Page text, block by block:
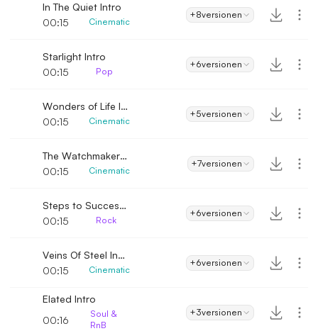
In The Quiet Intro
00:15
Cinematic
+8versionen
Starlight Intro
00:15
Pop
+6versionen
Wonders of Life Intro
00:15
Cinematic
+5versionen
The Watchmaker's Secret Intro
00:15
Cinematic
+7versionen
Steps to Success Intro
00:15
Rock
+6versionen
Veins Of Steel Intro
00:15
Cinematic
+6versionen
Elated Intro
00:16
Soul &
RnB
+3versionen